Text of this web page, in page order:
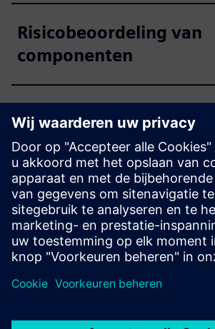
Risicobeoordeling van
componenten
Samenwerking tussen
profielen
Ontwerp en
het montagepaneel